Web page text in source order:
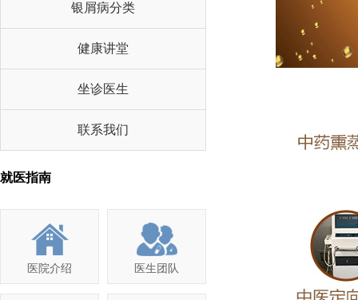
银屑病分类
健康讲堂
坐诊医生
联系我们
就医指南
医院介绍 医生团队